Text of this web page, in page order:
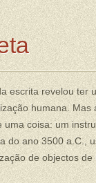
escrita revelou ter
humana. Mas
uma coisa: um
do ano 3500 a.C.,
de objectos